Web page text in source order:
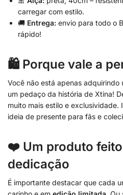
carregar com estilo.
🚚 Entrega: envio para todo o
rápido!
🛍️ Porque vale a
Você não está apenas adquirindo
um pedaço da história de Xtina!
muito mais estilo e exclusividade.
ideia de presente para fãs e
❤️ Um produto
dedicação
É importante destacar que cada